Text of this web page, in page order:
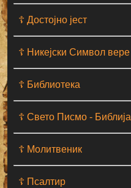
☦ Достојно јест
☦ Никејски Символ вере
☦ Библиотека
☦ Свето Писмо - Библија
☦ Молитвеник
☦ Псалтир